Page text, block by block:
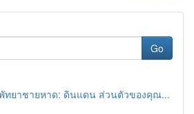
Go
ทยาชายหาด: ดินแดน ส่วนตัวของคุณ...